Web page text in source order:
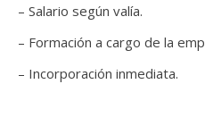
– Salario según valía.
– Formación a cargo de la
– Incorporación inmediata.